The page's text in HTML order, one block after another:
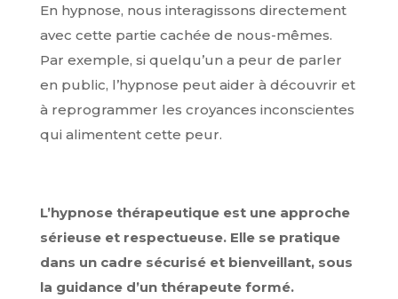
En hypnose, nous interagissons directement
avec cette partie cachée de nous-mêmes.
Par exemple, si quelqu’un a peur de parler
en public, l’hypnose peut aider à découvrir et
à reprogrammer les croyances inconscientes
qui alimentent cette peur.
L’hypnose thérapeutique est une approche
sérieuse et respectueuse. Elle se pratique
dans un cadre sécurisé et bienveillant, sous
la guidance d’un thérapeute formé.